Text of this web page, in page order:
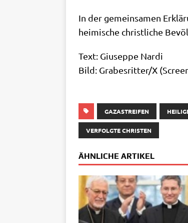
In der gemein­sa­men
hei­mi­sche christ­li­che
Text: Giu­sep­pe Nar­di
Bild: Grabesritter/​X
GAZASTREIFEN
VERFOLGTE CHRISTEN
ÄHNLICHE ARTIKEL